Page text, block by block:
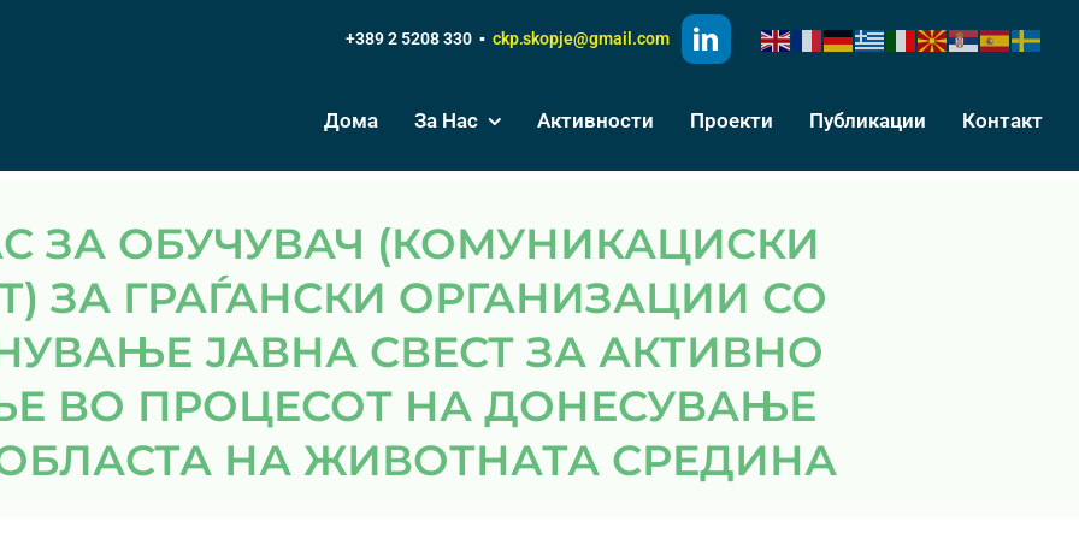
+389 2 5208 330 ▪ ckp.skopje@gmail.com
Дома За Нас Активности Проекти Публикации Контакт
ЗА ГРАЃАНСКИ ОРГАНИЗАЦИИ СО
ЈАВНА СВЕСТ ЗА АКТИВНО
ВО ПРОЦЕСОТ НА ДОНЕСУВАЊЕ
НА ЖИВОТНАТА СРЕДИНА